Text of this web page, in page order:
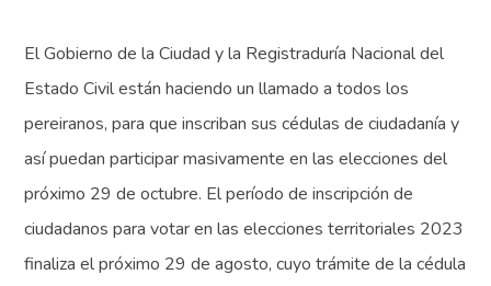
El Gobierno de la Ciudad y la Registraduría Nacional del
Estado Civil están haciendo un llamado a todos los
pereiranos, para que inscriban sus cédulas de ciudadanía y
así puedan participar masivamente en las elecciones del
próximo 29 de octubre. El período de inscripción de
ciudadanos para votar en las elecciones territoriales 2023
finaliza el próximo 29 de agosto, cuyo trámite de la cédula